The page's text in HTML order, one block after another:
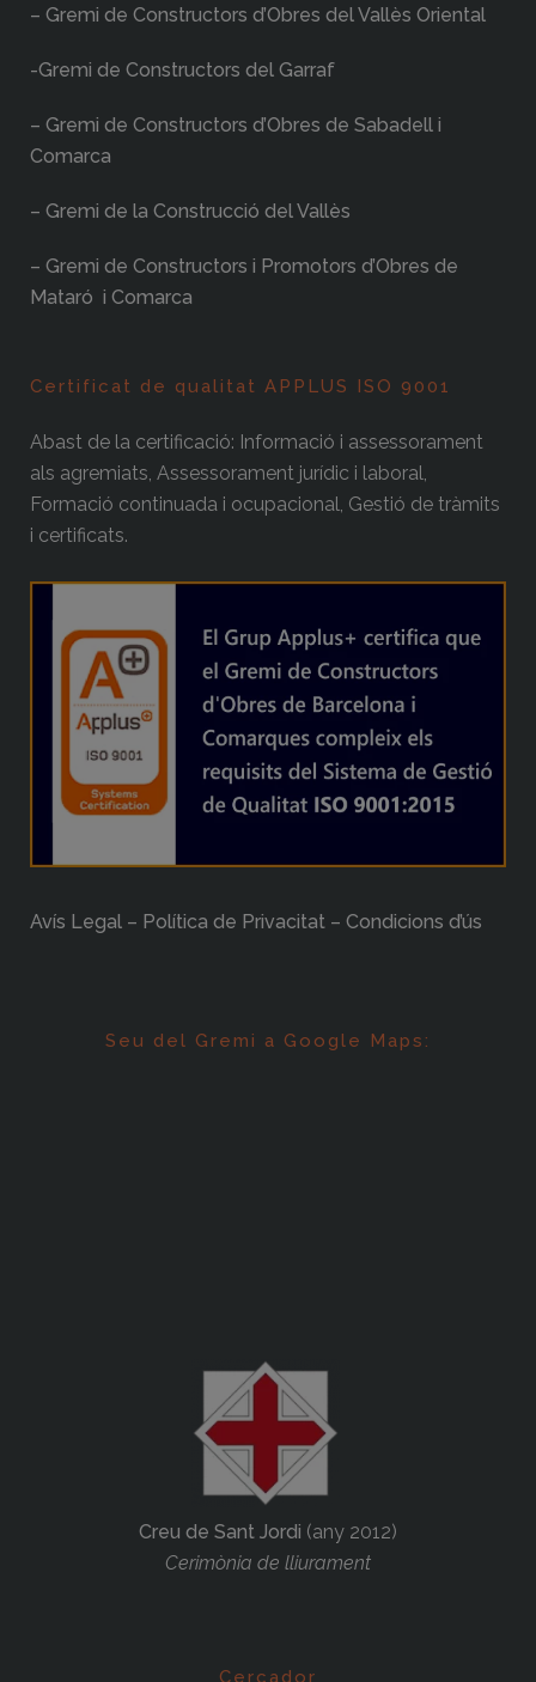
– Gremi de Constructors d’Obres del Vallès Oriental
-Gremi de Constructors del Garraf
– Gremi de Constructors d’Obres de Sabadell i
Comarca
– Gremi de la Construcció del Vallès
– Gremi de Constructors i Promotors d’Obres de
Mataró i Comarca
Certificat de qualitat APPLUS ISO 9001
Abast de la certificació: Informació i assessorament
als agremiats, Assessorament jurídic i laboral,
Formació continuada i ocupacional, Gestió de tràmits
i certificats.
Avís Legal – Política de Privacitat – Condicions d’ús
Seu del Gremi a Google Maps:
Creu de Sant Jordi (any 2012)
Cerimònia de lliurament
Cercador